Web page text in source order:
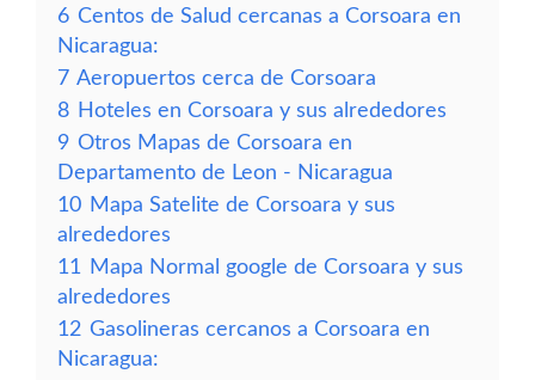
6 Centos de Salud cercanas a Corsoara en
Nicaragua:
7 Aeropuertos cerca de Corsoara
8 Hoteles en Corsoara y sus alrededores
9 Otros Mapas de Corsoara en
Departamento de Leon - Nicaragua
10 Mapa Satelite de Corsoara y sus
alrededores
11
Mapa Normal google de Corsoara y sus
alrededores
12 Gasolineras cercanos a Corsoara en
Nicaragua: